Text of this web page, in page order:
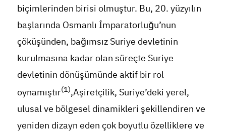
biçimlerinden birisi olmuştur. Bu, 20. yüzyılın
başlarında Osmanlı İmparatorluğu’nun
çöküşünden, bağımsız Suriye devletinin
kurulmasına kadar olan süreçte Suriye
devletinin dönüşümünde aktif bir rol
oynamıştır(1),Aşiretçilik, Suriye’deki yerel,
ulusal ve bölgesel dinamikleri şekillendiren ve
yeniden dizayn eden çok boyutlu özelliklere ve